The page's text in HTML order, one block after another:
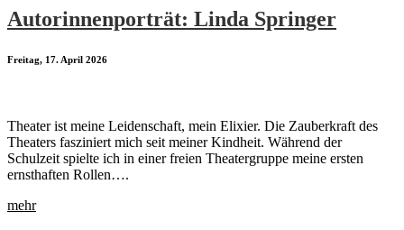
Autorinnenporträt: Linda Springer
Freitag, 17. April 2026
Theater ist meine Leidenschaft, mein Elixier. Die Zauberkraft des
Theaters fasziniert mich seit meiner Kindheit. Während der
Schulzeit spielte ich in einer freien Theatergruppe meine ersten
ernsthaften Rollen….
mehr